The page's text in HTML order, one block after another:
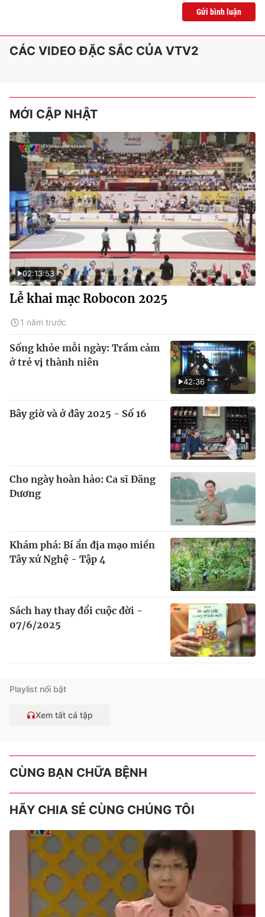
Gửi bình luận
CÁC VIDEO ĐẶC SẮC CỦA VTV2
MỚI CẬP NHẬT
02:13:53
Lễ khai mạc Robocon 2025
1 năm trước
42:36
Sống khỏe mỗi ngày: Trầm cảm
ở trẻ vị thành niên
Bây giờ và ở đây 2025 - Số 16
Cho ngày hoàn hảo: Ca sĩ Đăng
Dương
Khám phá: Bí ẩn địa mạo miền
Tây xứ Nghệ - Tập 4
Sách hay thay đổi cuộc đời -
07/6/2025
Playlist nổi bật
Xem tất cả tập
CÙNG BẠN CHỮA BỆNH
HÃY CHIA SẺ CÙNG CHÚNG TÔI